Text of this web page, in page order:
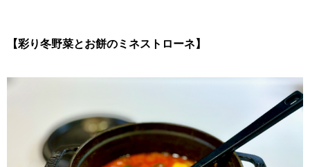
【彩り冬野菜とお餅のミネストローネ】